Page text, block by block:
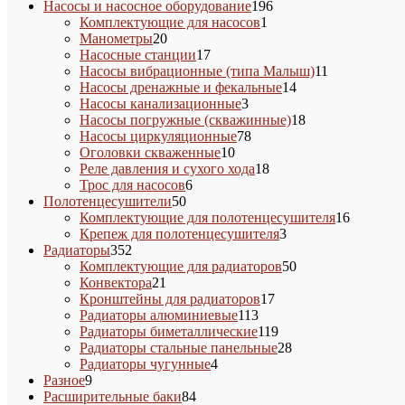
товара
Насосы и насосное оборудование196196
Комплектующие для насосов1
Манометры2020
товаров
Насосные станции1717
товаров
Насосы вибрационные (типа Малыш)11
Насосы дренажные и фекальные1414
Насосы канализационные33
товара
Насосы погружные (скважинные)1818
Насосы циркуляционные7878
Оголовки скваженные1010
товаров
Реле давления и сухого хода1818
Трос для насосов66
Полотенцесушители5050
товаров
Комплектующие для полотенцесушителя1616
Крепеж для полотенцесушителя33
Радиаторы352
товара
Комплектующие для радиаторов5050
Конвектора21
товар
Кронштейны для радиаторов1717
Радиаторы алюминиевые113113
товаров
Радиаторы биметаллические119119
товаров
Радиаторы стальные панельные2828
Радиаторы чугунные44
Разное99
товаров
Расширительные баки8484